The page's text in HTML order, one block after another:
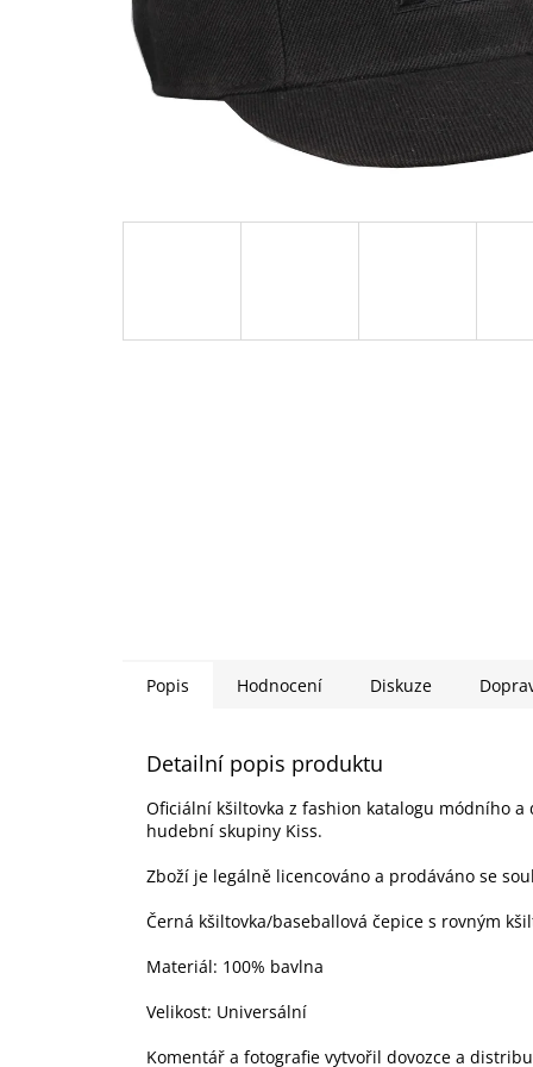
Popis Hodnocení Diskuze
Detailní popis produktu
Oficiální kšiltovka z fashion katalogu módního
hudební skupiny Kiss.
Zboží je legálně licencováno a prodáváno se
Černá kšiltovka/baseballová čepice s rovným
Materiál: 100% bavlna
Velikost: Universální
Komentář a fotografie vytvořil dovozce a